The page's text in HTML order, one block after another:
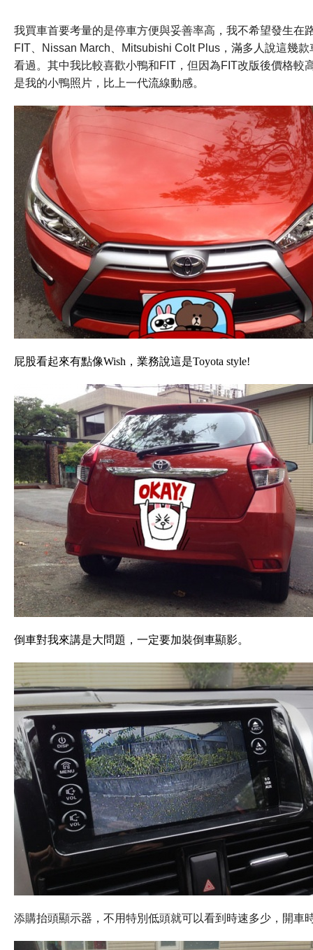
我買車首要考量的是停車方便與妥善率高，我不希望發生在
FIT、Nissan March、Mitsubishi Colt Plus， 滿多人說這幾
看過。 其中我比較喜歡小鴨和FIT， 但因為FIT改版後價格較
是我的小鴨照片，比上一代流線動感。
屁股看起來有點像Wish，業務說這是Toyota style!
倒車對我來講是大問題，一定要加裝倒車顯影。
添購抬頭顯示器， 不用特別低頭就可以看到時速多少， 開車